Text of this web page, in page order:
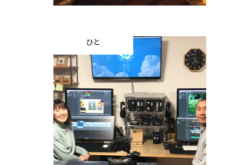
ひと